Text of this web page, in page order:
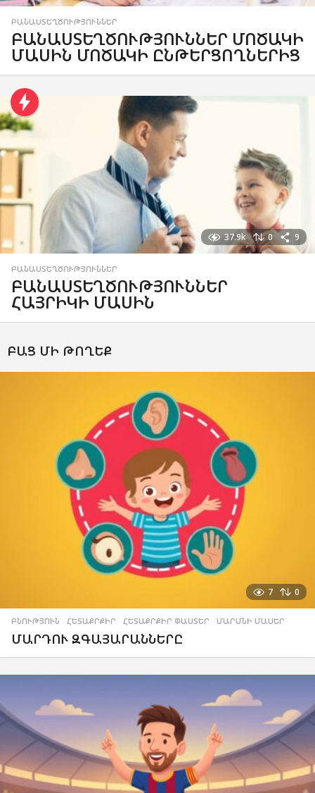
ԲԱՆԱՍՏԵՂԾՈՒԹՅՈՒՆՆԵՐ
ԲԱՆԱՍՏԵՂԾՈՒԹՅՈՒՆՆԵՐ ՄՈԾԱԿԻ
ՄԱՍԻՆ ՄՈԾԱԿԻ ԸՆԹԵՐՑՈՂՆԵՐԻՑ
37.9k 0 9
ԲԱՆԱՍՏԵՂԾՈՒԹՅՈՒՆՆԵՐ
ԲԱՆԱՍՏԵՂԾՈՒԹՅՈՒՆՆԵՐ
ՀԱՅՐԻԿԻ ՄԱՍԻՆ
ԲԱՑ ՄԻ ԹՈՂԵՔ
7 0
ԲՆՈՒԹՅՈՒՆ ,ՀԵՏԱՔՐՔԻՐ ,ՀԵՏԱՔՐՔԻՐ ՓԱՍՏԵՐ ,ՄԱՐՄՆԻ ՄԱՍԵՐ
ՄԱՐԴՈՒ ԶԳԱՅԱՐԱՆՆԵՐԸ